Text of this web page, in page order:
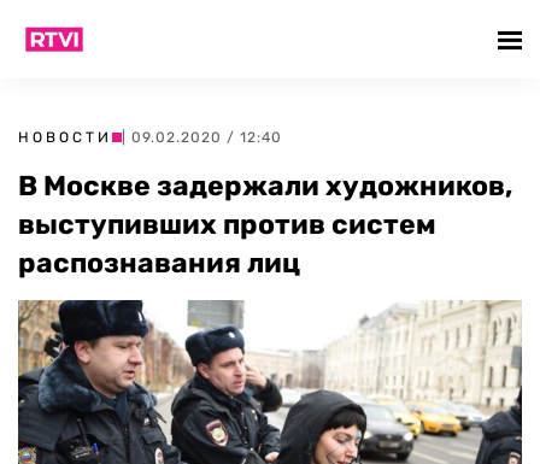
НОВОСТИ | 09.02.2020 / 12:40
В Москве задержали художников,
выступивших против систем
распознавания лиц